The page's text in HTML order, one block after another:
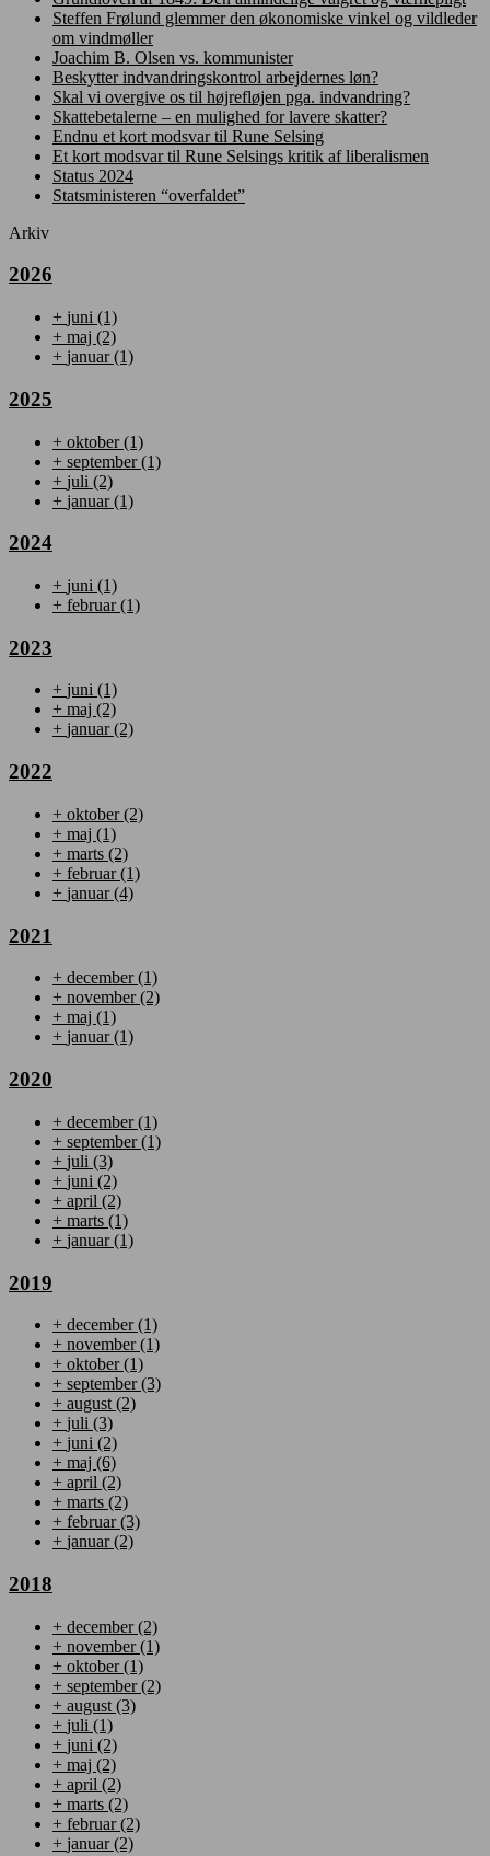
Steffen Frølund glemmer den økonomiske vinkel og vildleder
om vindmøller
Joachim B. Olsen vs. kommunister
Beskytter indvandringskontrol arbejdernes løn?
Skal vi overgive os til højrefløjen pga. indvandring?
Skattebetalerne – en mulighed for lavere skatter?
Endnu et kort modsvar til Rune Selsing
Et kort modsvar til Rune Selsings kritik af liberalismen
Status 2024
Statsministeren “overfaldet”
Arkiv
2026
+ juni (1)
+ maj (2)
+ januar(1)
2025
+ oktober(1)
+ september(1)
+ juli (2)
+ januar(1)
2024
+ juni (1)
+ februar(1)
2023
+ juni (1)
+ maj (2)
+ januar(2)
2022
+ oktober(2)
+ maj (1)
+ marts (2)
+ februar(1)
+ januar(4)
2021
+ december(1)
+ november(2)
+ maj (1)
+ januar(1)
2020
+ december(1)
+ september(1)
+ juli (3)
+ juni (2)
+ april (2)
+ marts (1)
+ januar(1)
2019
+ december(1)
+ november(1)
+ oktober(1)
+ september(3)
+ august (2)
+ juli (3)
+ juni (2)
+ maj (6)
+ april (2)
+ marts (2)
+ februar(3)
+ januar(2)
2018
+ december(2)
+ november(1)
+ oktober(1)
+ september(2)
+ august (3)
+ juli (1)
+ juni (2)
+ maj (2)
+ april (2)
+ marts (2)
+ februar(2)
+ januar(2)